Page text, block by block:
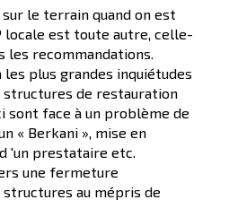
le terrain quand on est
locale est toute autre, celle-
les recommandations.
les plus grandes inquiétudes
structures de restauration
sont face à un problème de
« Berkani », mise en
'un prestataire etc.
une fermeture
au mépris de